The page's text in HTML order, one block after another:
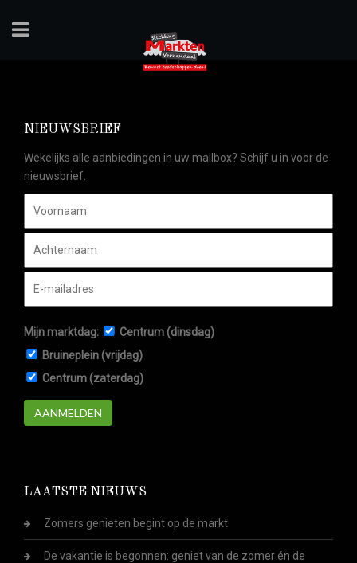
NIEUWSBRIEF
Wekelijks alle aanbiedingen in uw mailbox? Schijf u in voor de
nieuwsbrief.
Mijn marktdag:
Centrum (dinsdag)
Bruineplein (vrijdag)
Centrum (zaterdag)
AANMELDEN
LAATSTE NIEUWS
Zomers genieten begint op de markt
De vakantie is begonnen: geniet van de zomer én de